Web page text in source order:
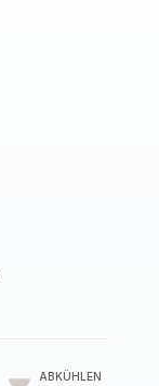
ABKÜHLEN